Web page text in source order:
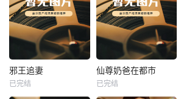
热播
邪王追妻
邪王追妻
已完结
热播
仙尊奶爸在都市
已完结